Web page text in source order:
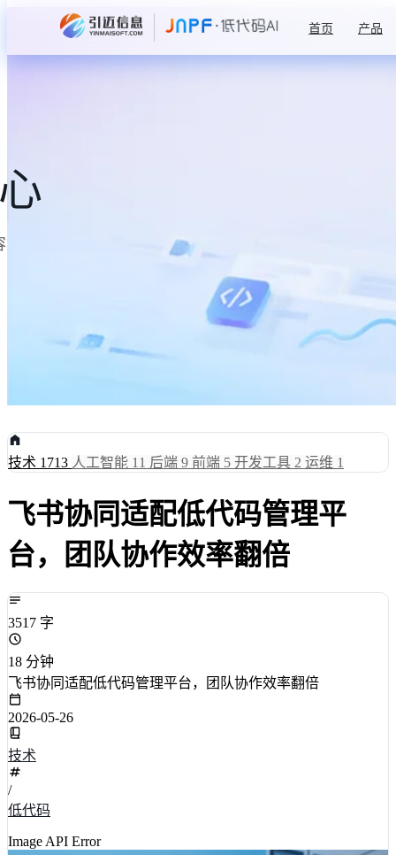
首页 产品
技术 1713 人工智能 11 后端 9 前端 5 开发工具 2 运维 1
飞书协同适配低代码管理平
台，团队协作效率翻倍
3517 字
18 分钟
飞书协同适配低代码管理平台，团队协作效率翻倍
2026-05-26
技术
/
低代码
Image API Error